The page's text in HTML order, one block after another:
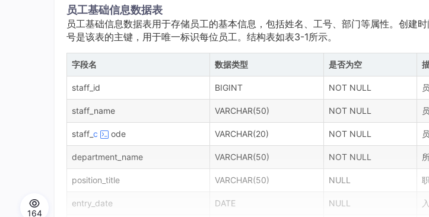
员工基础信息数据表
员工基础信息数据表用于存储员工的基本信息，包括姓名、工号、部门等属性。创建
号是该表的主键，用于唯一标识每位员工。结构表如表3-1所示。
字段名 数据类型 是否为空
staff_id BIGINT NOT NULL
staff_name VARCHAR(50) NOT NULL
staff_ c ode VARCHAR(20) NOT NULL
department_name VARCHAR(50) NOT NULL
position_title VARCHAR(50) NULL
entry_date DATE NULL
164